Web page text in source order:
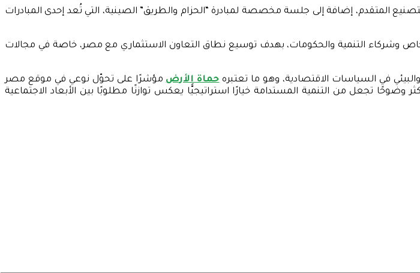
المتقدم، إضافة إلى جلسة مخصصة لمبادرة “الحزام والطريق” الصينية، التي تُعد إحدى المبادرات
وشركاء التنمية والحكومات، بهدف توسيع نطاق التعاون الاستثماري مع مصر، خاصة في مجالات
في السياسات الاقتصادية، وهو ما تعتبرهحماة الأرضمؤشرًا على تحوّل نوعي في موقع مصر
تجعل من التنمية المستدامة خيارًا استراتيجيًّا يعكس توازنًا مطلوبًا بين الأبعاد الاجتماعية